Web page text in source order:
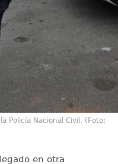
Policía Nacional Civil. (Foto:
en otra